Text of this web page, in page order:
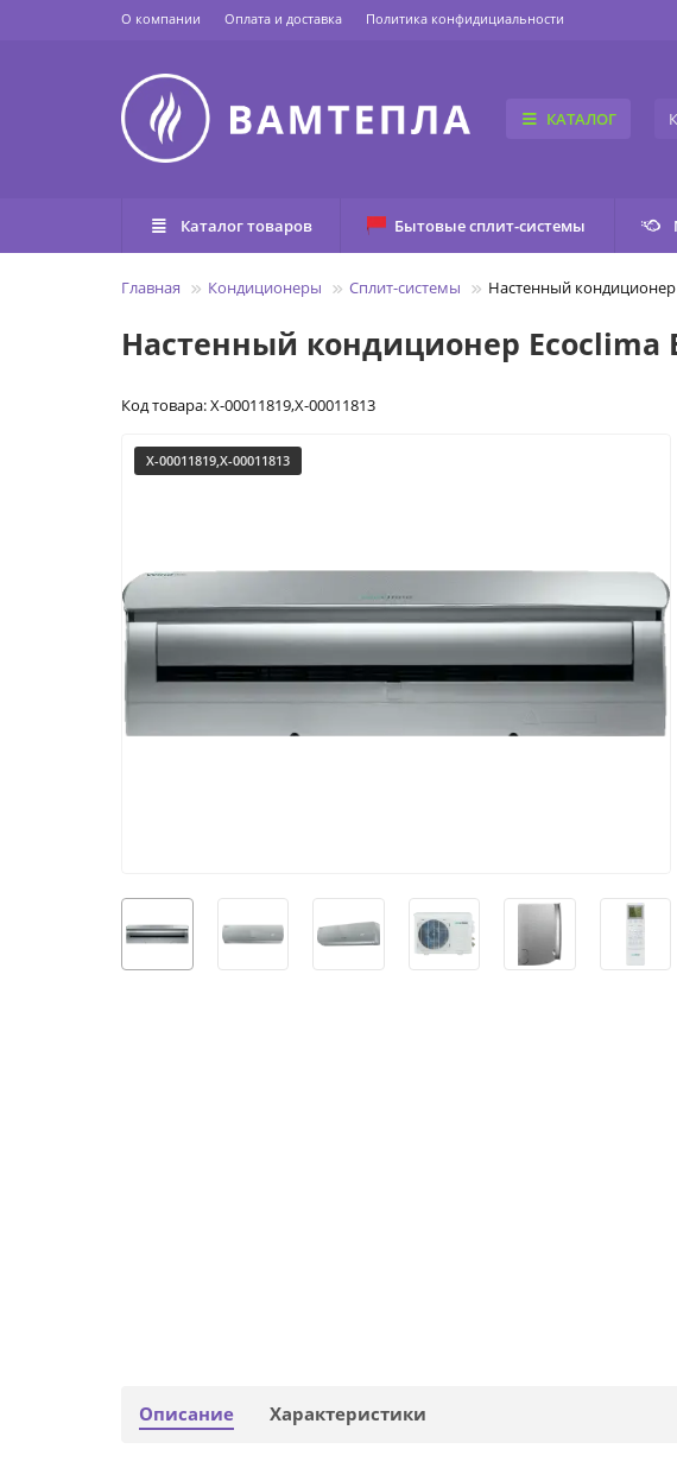
О компании Оплата и доставка Политика конфидициальности
КАТАЛОГ
Каталог товаров Бытовые сплит-системы
Главная Кондиционеры Сплит-системы Настенный кондиционер
Настенный кондиционер Ecoclima
Код товара: X-00011819,X-00011813
X-00011819,X-00011813
Описание Характеристики